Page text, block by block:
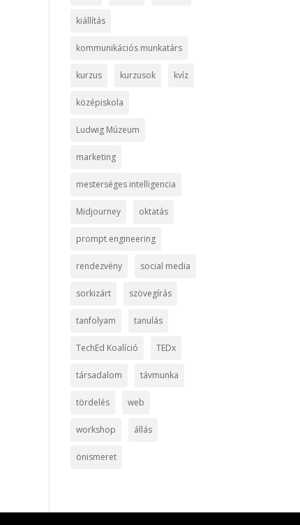
kiállítás
kommunikációs munkatárs
kurzus kurzusok kvíz
középiskola
Ludwig Múzeum
marketing
mesterséges intelligencia
Midjourney oktatás
prompt engineering
rendezvény social media
sorkizárt szövegírás
tanfolyam tanulás
TechEd Koalíció TEDx
társadalom távmunka
tördelés web
workshop állás
önismeret